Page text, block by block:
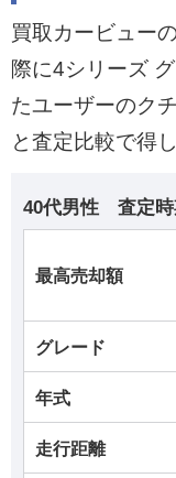
買取カービュー
際に4シリーズ
たユーザーのク
と査定比較で得
40代男性 査定時
最高売却額
グレード
年式
走行距離